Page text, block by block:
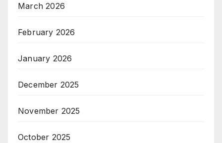
March 2026
February 2026
January 2026
December 2025
November 2025
October 2025